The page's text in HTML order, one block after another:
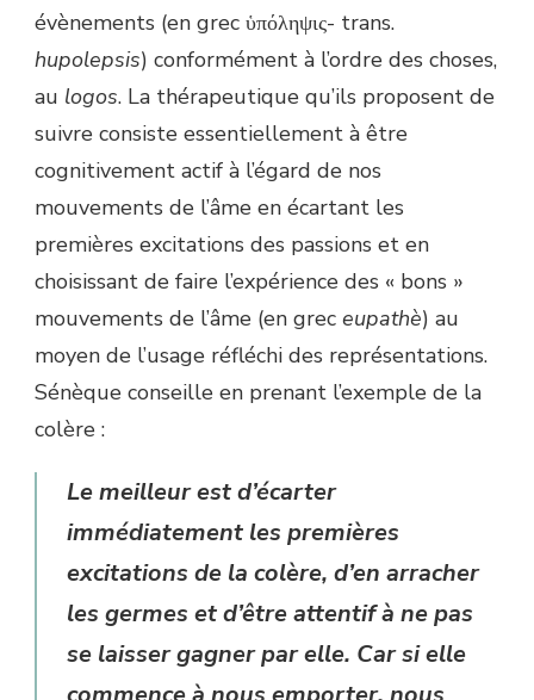
évènements (en grec ὑπόληψις- trans.
hupolepsis) conformément à l’ordre des choses,
au logos. La thérapeutique qu’ils proposent de
suivre consiste essentiellement à être
cognitivement actif à l’égard de nos
mouvements de l’âme en écartant les
premières excitations des passions et en
choisissant de faire l’expérience des « bons »
mouvements de l’âme (en grec eupathè) au
moyen de l’usage réfléchi des représentations.
Sénèque conseille en prenant l’exemple de la
colère :
Le meilleur est d’écarter
immédiatement les premières
excitations de la colère, d’en arracher
les germes et d’être attentif à ne pas
se laisser gagner par elle. Car si elle